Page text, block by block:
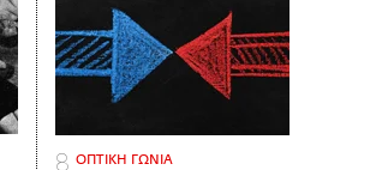
ΟΠΤΙΚΗ ΓΩΝΙΑ